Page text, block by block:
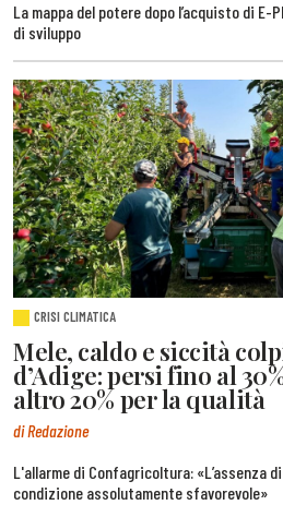
La mappa del potere dopo l’acquisto di E-
di sviluppo
CRISI CLIMATICA
Mele, caldo e siccità
d’Adige: persi fino al
altro 20% per la qualità
di Redazione
L'allarme di Confagricoltura: «L’assenza
condizione assolutamente sfavorevole»